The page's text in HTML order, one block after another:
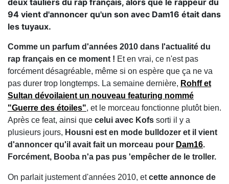
deux tauliers du rap français, alors que le rappeur du
94 vient d'annoncer qu'un son avec Dam16 était dans
les tuyaux.
Comme un parfum d'années 2010 dans l'actualité du
rap français en ce moment ! Et en vrai, ce n'est pas
forcément désagréable, même si on espère que ça ne va
pas durer trop longtemps. La semaine dernière, Rohff et
Sultan dévoilaient un nouveau featuring nommé
"Guerre des étoiles", et le morceau fonctionne plutôt bien.
Après ce feat, ainsi que celui avec Kofs sorti il y a
plusieurs jours, Housni est en mode bulldozer et il vient
d'annoncer qu'il avait fait un morceau pour Dam16.
Forcément, Booba n'a pas pus 'empêcher de le troller.
On parlait justement d'années 2010, etcette annonce de